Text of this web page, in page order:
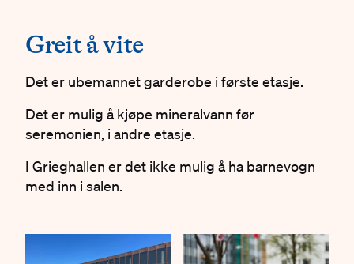
#
Greit å vite
Det er ubemannet garderobe i første etasje.
Det er mulig å kjøpe mineralvann før
seremonien, i andre etasje.
I Grieghallen er det ikke mulig å ha barnevogn
med inn i salen.